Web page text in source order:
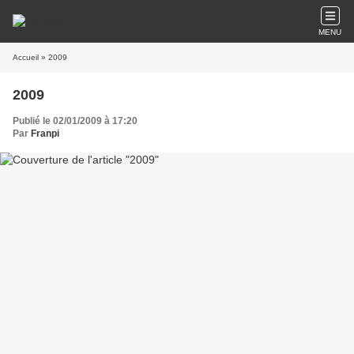
MENU
Accueil » 2009
2009
Publié le 02/01/2009 à 17:20
Par Franpi